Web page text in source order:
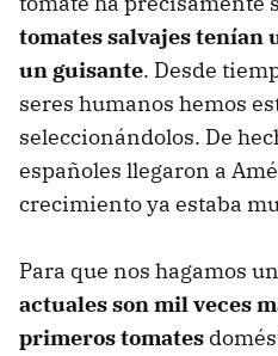
tomates salvajes tenían
un guisante. Desde
seres humanos hemos
seleccionándolos. De
españoles llegaron a
crecimiento ya estaba
Para que nos hagamos
actuales son mil veces
primeros tomates